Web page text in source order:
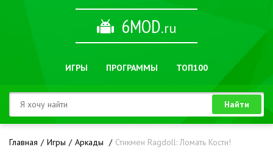
6MOD.ru
ИГРЫ ПРОГРАММЫ ТОП100
Найти
Главная Игры Аркады Стикмен Ragdoll: Ломать Кости!